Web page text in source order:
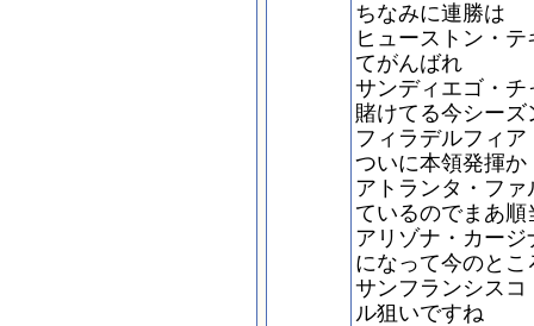
ちなみに連勝は
ヒューストン・
てがんばれ
サンディエゴ・
賭けてる今シーズ
フィラデルフィ
ついに本領発揮か
アトランタ・フ
ているのでまあ順
アリゾナ・カー
になって今のとこ
サンフランシス
ル狙いですね